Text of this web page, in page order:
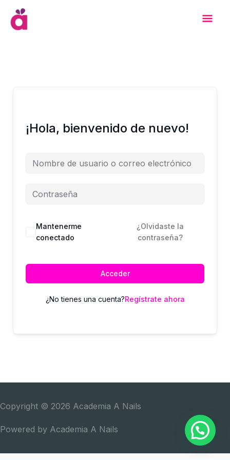
contenido
¡Hola, bienvenido de nuevo!
Mantenerme
conectado
¿Olvidaste la
contraseña?
Acceder
¿No tienes una cuenta?Regístrate ahora
Copyright © 2026 Academia A Nails
Powered by Academia A Nails